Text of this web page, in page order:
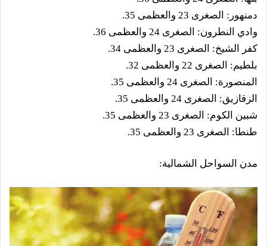
دمنهور: الصغرى 23 والعظمى 35.
وادي النطرون: الصغرى 24 والعظمى 36.
كفر الشيخ: الصغرى 23 والعظمى 34.
بلطيم: الصغرى 22 والعظمى 32.
المنصورة: الصغرى 24 والعظمى 35.
الزقازيق: الصغرى 24 والعظمى 35.
شبين الكوم: الصغرى 23 والعظمى 35.
طنطا: الصغرى 23 والعظمى 35.
مدن السواحل الشمالية: